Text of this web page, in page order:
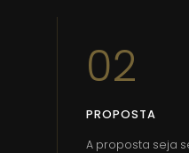
02
PROPOSTA
A proposta seja